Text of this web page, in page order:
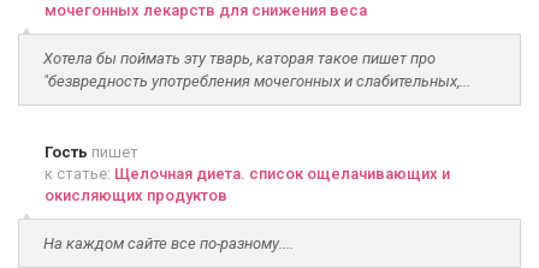
мочегонных лекарств для снижения веса
Хотела бы поймать эту тварь, каторая такое пишет про
"безвредность употребления мочегонных и слабительных,...
Гость пишет
к статье: Щелочная диета. список ощелачивающих и
окисляющих продуктов
На каждом сайте все по-разному....